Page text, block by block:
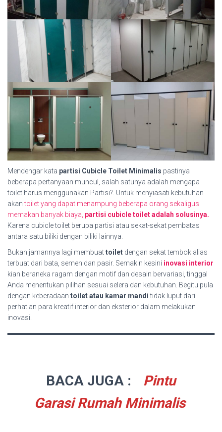
Mendengar kata partisi Cubicle Toilet Minimalis pastinya
beberapa pertanyaan muncul, salah satunya adalah mengapa
toilet harus menggunakan Partisi?. Untuk menyiasati kebutuhan
akantoilet yang dapat menampung beberapa orang sekaligus
memakan banyak biaya, partisi cubicle toilet adalah solusinya.
Karena cubicle toilet berupa partisi atau sekat-sekat pembatas
antara satu biliki dengan biliki lainnya.
Bukan jamannya lagi membuattoilet dengan sekat tembok alias
terbuat dari bata, semen dan pasir. Semakin kesini inovasi interior
kian beraneka ragam dengan motif dan desain bervariasi, tinggal
Anda menentukan pilihan sesuai selera dan kebutuhan. Begitu pula
dengan keberadaan toilet atau kamar manditidak luput dari
perhatian para kreatif interior dan eksterior dalam melakukan
inovasi.
BACA JUGA :
Pintu
Garasi Rumah Minimalis